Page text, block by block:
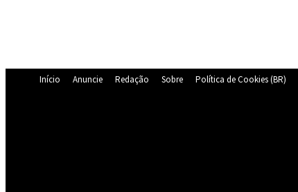
Início Anuncie Redação Sobre Política de Cookies (BR)